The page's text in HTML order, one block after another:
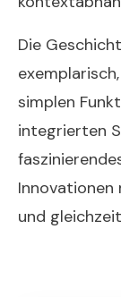
Die
simplen
integrierten
Innovationen
und